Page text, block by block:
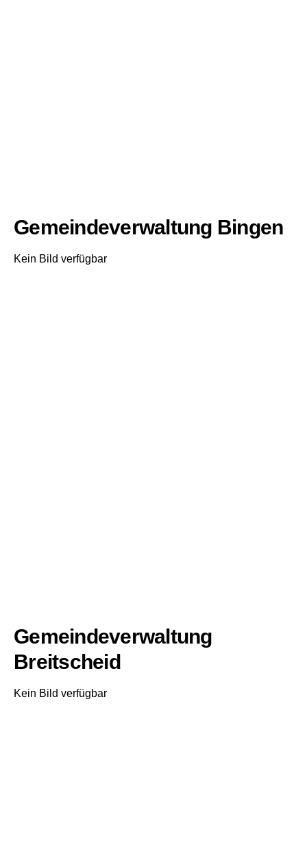
Gemeindeverwaltung Bingen
Kein Bild verfügbar
Gemeindeverwaltung
Breitscheid
Kein Bild verfügbar